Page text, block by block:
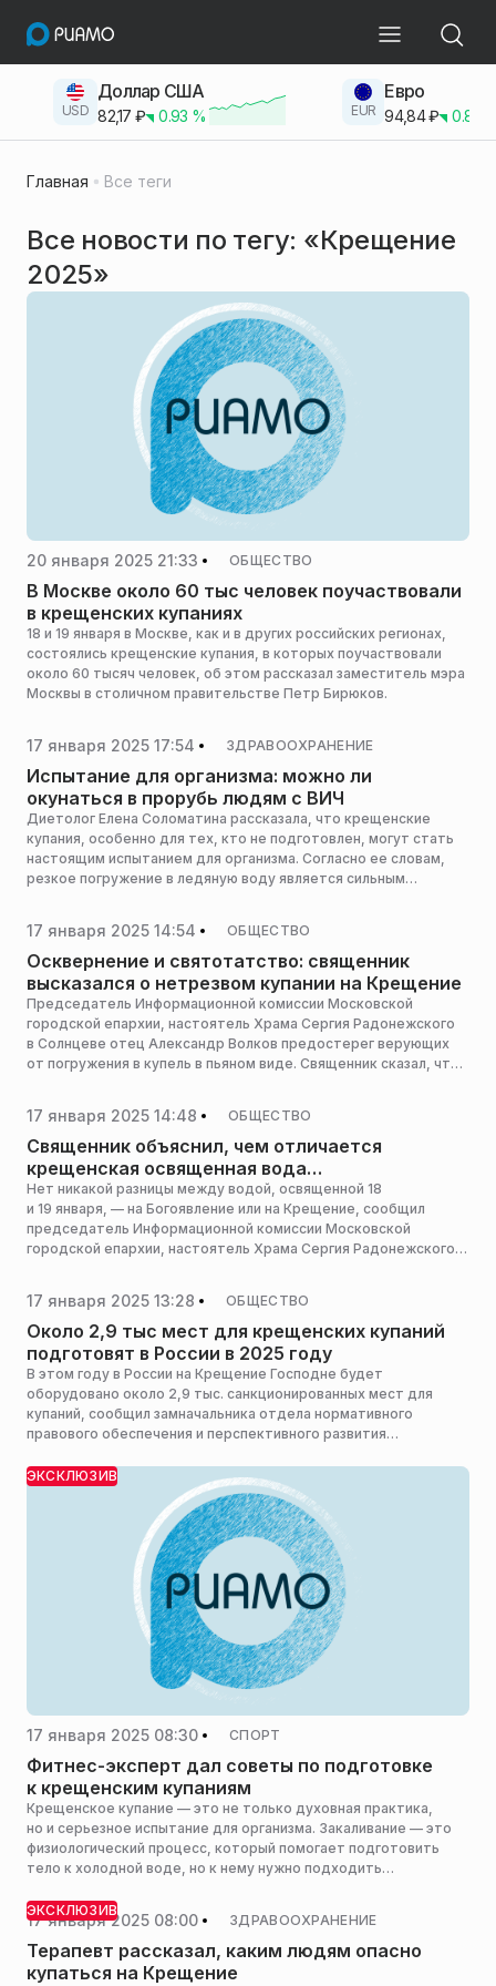
USD
Доллар США
82,17 ₽ 0.93 % EUR
Евро
94,84₽ 0.83
Главная Все теги
Все новости по тегу: «Крещение
2025»
20 января 2025 21:33 ОБЩЕСТВО
В Москве около 60 тыс человек поучаствовали
в крещенских купаниях
18 и 19 января в Москве, как и в других российских регионах,
состоялись крещенские купания, в которых поучаствовали
около 60 тысяч человек, об этом рассказал заместитель мэра
Москвы в столичном правительстве Петр Бирюков.
17 января 2025 17:54 ЗДРАВООХРАНЕНИЕ
Испытание для организма: можно ли
окунаться в прорубь людям с ВИЧ
Диетолог Елена Соломатина рассказала, что крещенские
купания, особенно для тех, кто не подготовлен, могут стать
настоящим испытанием для организма. Согласно ее словам,
резкое погружение в ледяную воду является сильным
17 января 2025 14:54 ОБЩЕСТВО
Осквернение и святотатство: священник
высказался о нетрезвом купании на Крещение
Председатель Информационной комиссии Московской
городской епархии, настоятель Храма Сергия Радонежского
в Солнцеве отец Александр Волков предостерег верующих
от погружения в купель в пьяном виде. Священник сказал, что
17 января 2025 14:48 ОБЩЕСТВО
Священник объяснил, чем отличается
крещенская освященная вода
от богоявленской
Нет никакой разницы между водой, освященной 18
и 19 января, — на Богоявление или на Крещение, сообщил
председатель Информационной комиссии Московской
городской епархии, настоятель Храма Сергия Радонежского
17 января 2025 13:28 ОБЩЕСТВО
Около 2,9 тыс мест для крещенских купаний
подготовят в России в 2025 году
В этом году в России на Крещение Господне будет
оборудовано около 2,9 тыс. санкционированных мест для
купаний, сообщил замначальника отдела нормативного
правового обеспечения и перспективного развития
судам МЧС России Александр Нестеров.
ЭКСКЛЮЗИВ
17 января 2025 08:30 СПОРТ
Фитнес-эксперт дал советы по подготовке
к крещенским купаниям
Крещенское купание — это не только духовная практика,
но и серьезное испытание для организма. Закаливание — это
физиологический процесс, который помогает подготовить
тело к холодной воде, но к нему нужно подходить
фитнес-клубов Pride Fitness (входит в ГК Pride United)
Владимир Белокопытов.
ЭКСКЛЮЗИВ
17 января 2025 08:00 ЗДРАВООХРАНЕНИЕ
Терапевт рассказал, каким людям опасно
купаться на Крещение